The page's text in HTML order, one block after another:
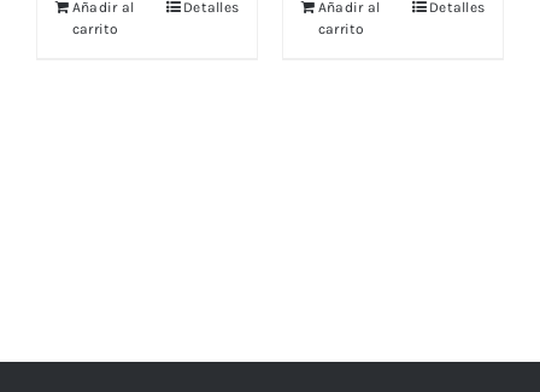
Añadir al
carrito
Detalles
Añadir al
carrito
Detalles